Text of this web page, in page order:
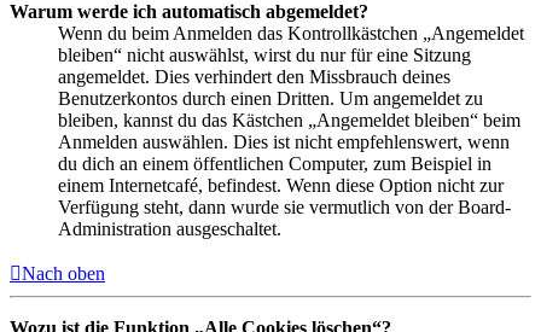
Warum werde ich automatisch abgemeldet?
Wenn du beim Anmelden das Kontrollkästchen „Angemeldet
bleiben“ nicht auswählst, wirst du nur für eine Sitzung
angemeldet. Dies verhindert den Missbrauch deines
Benutzerkontos durch einen Dritten. Um angemeldet zu
bleiben, kannst du das Kästchen „Angemeldet bleiben“ beim
Anmelden auswählen. Dies ist nicht empfehlenswert, wenn
du dich an einem öffentlichen Computer, zum Beispiel in
einem Internetcafé, befindest. Wenn diese Option nicht zur
Verfügung steht, dann wurde sie vermutlich von der Board-
Administration ausgeschaltet.
Nach oben